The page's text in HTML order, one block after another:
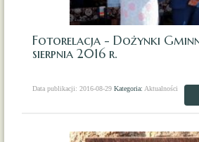
Fotorelacja - Dożynki
sierpnia 2016 r.
Data publikacji: 2016-08-29 Kategoria: Aktualności